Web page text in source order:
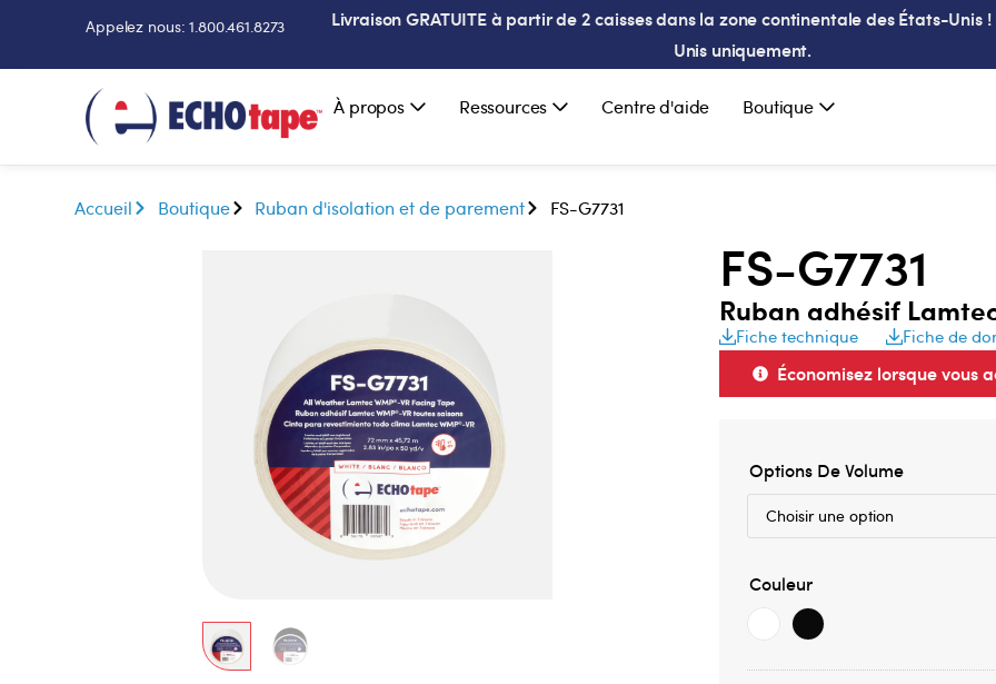
Appelez nous: 1.800.461.8273
Livraison GRATUITE à partir de 2 caisses dans la zone continentale des États-Unis
Unis uniquement.
À propos Ressources Centre d'aide Boutique
Accueil Boutique Ruban d'isolation et de parement FS-G7731
FS-G7731
Ruban adhésif
Fiche technique Fiche de
Économisez lorsque vous
Options De Volume
Couleur